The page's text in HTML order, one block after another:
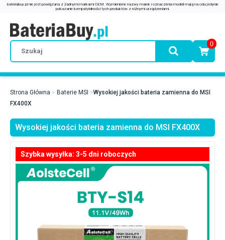
0
Strona Główna Baterie MSI
Wysokiej jakości bateria zamienna do MSI
FX400X
Wysokiej jakości bateria zamienna do MSI FX400X
Szybka wysyłka: 3-5 dni roboczych